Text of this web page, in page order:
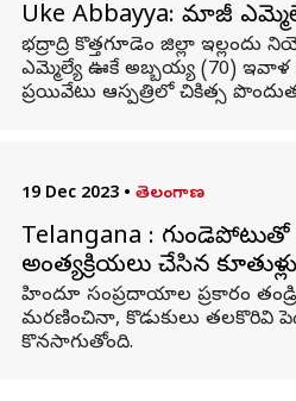
Uke Abbayya: మాజీ
భద్రాద్రి కొత్తగూడెం జిల్లా
ఎమ్మెల్యే ఊకే అబ్బయ్య (70)
ప్రయివేటు ఆస్పత్రిలో చికిత్స
19 Dec 2023 • తెలంగాణ
Telangana : గుండెపోటుతో
అంత్యక్రియలు చేసిన
హిందూ సంప్రదాయాల ప్రకారం
మరణించినా, కొడుకులు తలకొరివి
కొనసాగుతోంది.